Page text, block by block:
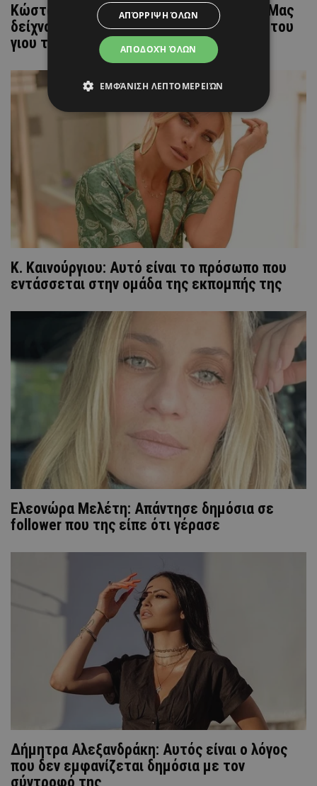
Κώστας Σόμμερ – Βαλεντίνη Παπαδάκη: Μας
δείχνουν για πρώτη φορά το προσωπάκι του
γιου τους
Κ. Καινούργιου: Αυτό είναι το πρόσωπο που
εντάσσεται στην ομάδα της εκπομπής της
Ελεονώρα Μελέτη: Απάντησε δημόσια σε
follower που της είπε ότι γέρασε
Δήμητρα Αλεξανδράκη: Αυτός είναι ο λόγος
που δεν εμφανίζεται δημόσια με τον
σύντροφό της
ΑΠΟΔΟΧΉ ΌΛΩΝ
ΑΠΌΡΡΙΨΗ ΌΛΩΝ
ΕΜΦΆΝΙΣΗ ΛΕΠΤΟΜΕΡΕΙΏΝ